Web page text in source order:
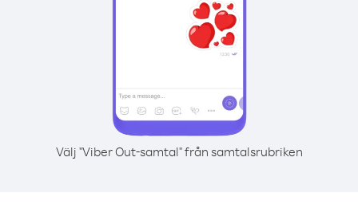
Välj "Viber Out-samtal" från samtalsrubriken